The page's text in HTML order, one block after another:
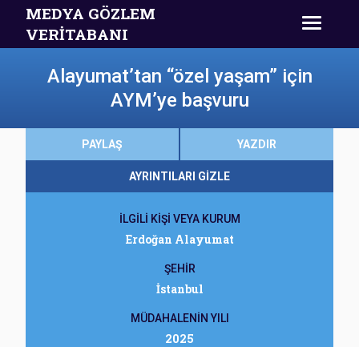
MEDYA GÖZLEM
VERİTABANI
Alayumat’tan “özel yaşam” için
AYM’ye başvuru
PAYLAŞ YAZDIR
AYRINTILARI GİZLE
İLGİLİ KİŞİ VEYA KURUM
Erdoğan Alayumat
ŞEHİR
İstanbul
MÜDAHALENİN YILI
2025